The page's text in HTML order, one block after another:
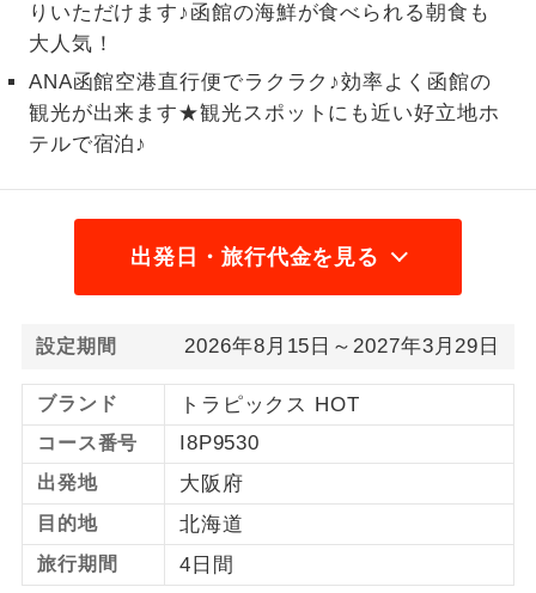
りいただけます♪函館の海鮮が食べられる朝食も
大人気！
ANA函館空港直行便でラクラク♪効率よく函館の
観光が出来ます★観光スポットにも近い好立地ホ
テルで宿泊♪
出発日・旅行代金を見る
設定期間 2026年8月15日～2027年3月29日
ブランド トラピックス HOT
コース番号 I8P9530
出発地 大阪府
目的地 北海道
旅行期間 4日間
おひとり様参
加限定
おひとり様限定でご参加いただけるコー
1名様1室同代
金
1名様1室利用でも追加料金がかからない
ご夫婦限定
女性限定
女性限定でご参加いただけるコースで
年齢制限あり
ご参加にあたり年齢に制限があるコース
です。
航空会社指定
利用航空会社が指定なので、ご出発の計
画にとても便利です。
ホテル指定
ご紹介するホテルを指定したコースで
す。
おひとり様バ
ス2席利用
おひとり様でバス席を2席利⽤できま